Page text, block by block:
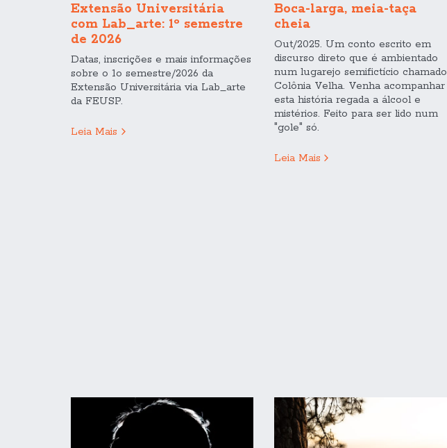
Extensão Universitária
com Lab_arte: 1º semestre
de 2026
Datas, inscrições e mais informações
sobre o 1o semestre/2026 da
Extensão Universitária via Lab_arte
da FEUSP.
Leia Mais
Boca-larga, meia-taça
cheia
Out/2025. Um conto escrito em
discurso direto que é ambientado
num lugarejo semifictício chamado
Colônia Velha. Venha acompanhar
esta história regada a álcool e
mistérios. Feito para ser lido num
"gole" só.
Leia Mais